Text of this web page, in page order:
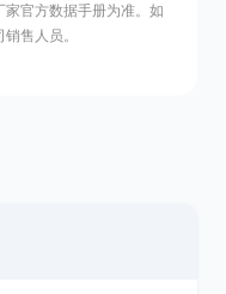
官方数据手册为准。如
售人员。